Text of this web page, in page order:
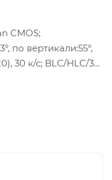
CMOS;
по вертикали:55°,